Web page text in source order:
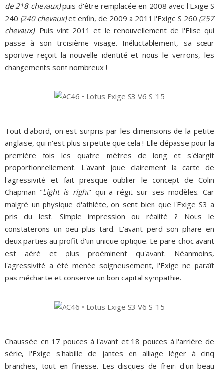
de 218 chevaux)puis d'être remplacée en 2008 avec l'Exige S
240 (240 chevaux)et enfin, de 2009 à 2011 l'Exige S 260 (257
chevaux). Puis vint 2011 et le renouvellement de l'Elise qui
passe à son troisième visage. Inéluctablement, sa sœur
sportive reçoit la nouvelle identité et nous le verrons, les
changements sont nombreux !
Tout d'abord, on est surpris par les dimensions de la petite
anglaise, qui n'est plus si petite que cela ! Elle dépasse pour la
première fois les quatre mètres de long et s'élargit
proportionnellement. L'avant joue clairement la carte de
l'agressivité et fait presque oublier le concept de Colin
Chapman "Light is right" qui a régit sur ses modèles. Car
malgré un physique d'athlète, on sent bien que l'Exige S3 a
pris du lest. Simple impression ou réalité ? Nous le
constaterons un peu plus tard. L'avant perd son phare en
deux parties au profit d'un unique optique. Le pare-choc avant
est aéré et plus proéminent qu'avant. Néanmoins,
l'agressivité a été menée soigneusement, l'Exige ne paraît
pas méchante et conserve un bon capital sympathie.
Chaussée en 17 pouces à l'avant et 18 pouces à l'arrière de
série, l'Exige s'habille de jantes en alliage léger à cinq
branches, tout en finesse. Les disques de frein d'un beau